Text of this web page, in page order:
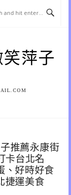
笑萍子
推薦永康街
卡台北名
、好時好食
捷運美食